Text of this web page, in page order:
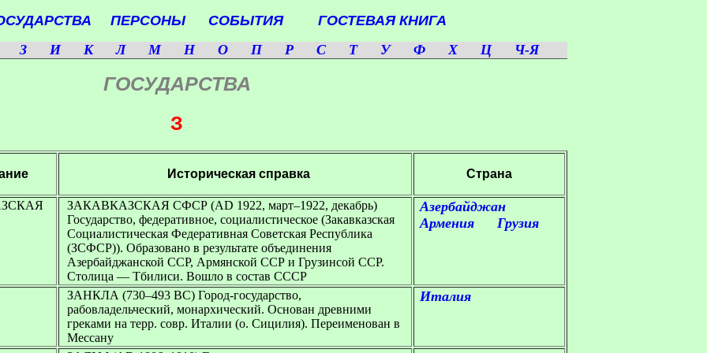
ПЕРСОНЫ СОБЫТИЯ
ГОСТЕВАЯ КНИГА
З
И К Л М Н О П Р С Т У Ф Х Ц Ч-Я
ГОСУДАРСТВА
З
Историческая справка Страна
ЗАКАВКАЗСКАЯ СФСР (AD 1922, март–1922, декабрь)
Государство, федеративное, социалистическое (Закавказская
Социалистическая Федеративная Советская Республика
(ЗСФСР)). Образовано в результате объединения
Азербайджанской ССР, Армянской ССР и Грузинсой ССР.
Столица — Тбилиси. Вошло в состав СССР
Азербайджан
Армения
Грузия
ЗАНКЛА (730–493 BC) Город-государство,
рабовладельческий, монархический. Основан древними
греками на терр. совр. Италии (о. Сицилия). Переименован в
Мессану
Италия